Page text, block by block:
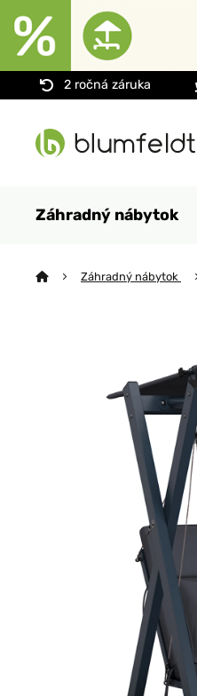
2 ročná záruka
Záhradný nábytok
Záhradný nábytok